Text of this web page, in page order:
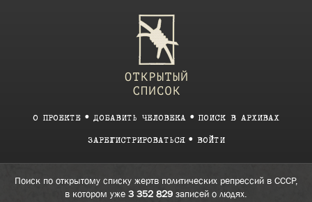
О ПРОЕКТЕ ДОБАВИТЬ ЧЕЛОВЕКА ПОИСК В АРХИВАХ
ЗАРЕГИСТРИРОВАТЬСЯ ВОЙТИ
Поиск по открытому списку жертв политических репрессий в СССР,
в котором уже 3 352 829 записей о людях.